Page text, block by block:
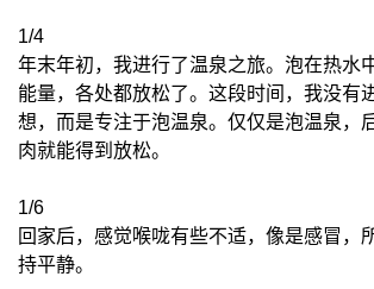
1/4
年末年初，我进行了温泉之旅。泡在热水
能量，各处都放松了。这段时间，我没有
想，而是专注于泡温泉。仅仅是泡温泉，
肉就能得到放松。
1/6
回家后，感觉喉咙有些不适，像是感冒，
持平静。